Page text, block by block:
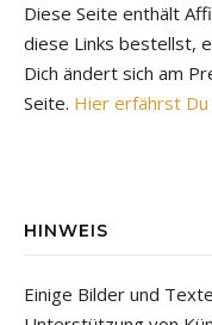
Diese Seite enthält
diese Links bestellst,
Dich ändert sich am
Seite. Hier erfährst
HINWEIS
Einige Bilder und